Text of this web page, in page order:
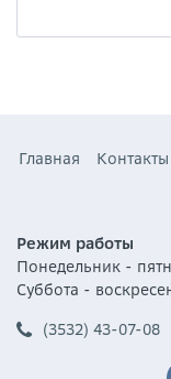
Главная Контакты
Режим работы
Понедельник -
Суббота -
(3532) 43-07-08